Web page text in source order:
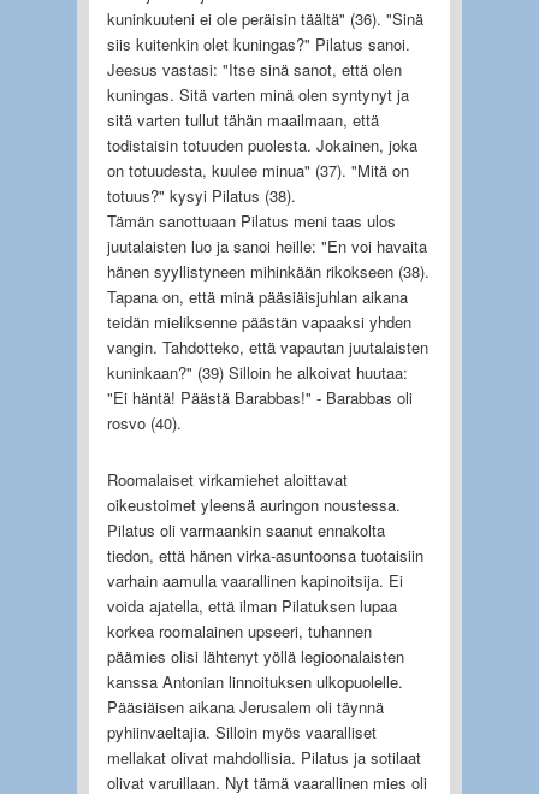
kuninkuuteni ei ole peräisin täältä" (36). "Sinä
siis kuitenkin olet kuningas?" Pilatus sanoi.
Jeesus vastasi: "Itse sinä sanot, että olen
kuningas. Sitä varten minä olen syntynyt ja
sitä varten tullut tähän maailmaan, että
todistaisin totuuden puolesta. Jokainen, joka
on totuudesta, kuulee minua" (37). "Mitä on
totuus?" kysyi Pilatus (38).
Tämän sanottuaan Pilatus meni taas ulos
juutalaisten luo ja sanoi heille: "En voi havaita
hänen syyllistyneen mihinkään rikokseen (38).
Tapana on, että minä pääsiäisjuhlan aikana
teidän mieliksenne päästän vapaaksi yhden
vangin. Tahdotteko, että vapautan juutalaisten
kuninkaan?" (39) Silloin he alkoivat huutaa:
"Ei häntä! Päästä Barabbas!" - Barabbas oli
rosvo (40).
Roomalaiset virkamiehet aloittavat
oikeustoimet yleensä auringon noustessa.
Pilatus oli varmaankin saanut ennakolta
tiedon, että hänen virka-asuntoonsa tuotaisiin
varhain aamulla vaarallinen kapinoitsija. Ei
voida ajatella, että ilman Pilatuksen lupaa
korkea roomalainen upseeri, tuhannen
päämies olisi lähtenyt yöllä legioonalaisten
kanssa Antonian linnoituksen ulkopuolelle.
Pääsiäisen aikana Jerusalem oli täynnä
pyhiinvaeltajia. Silloin myös vaaralliset
mellakat olivat mahdollisia. Pilatus ja sotilaat
olivat varuillaan. Nyt tämä vaarallinen mies oli